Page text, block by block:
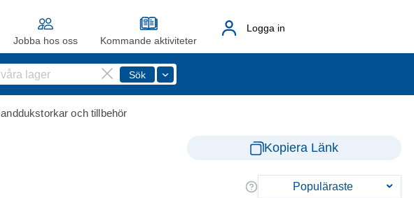
Jobba hos oss Kommande aktiviteter
Logga in
och tillbehör
Kopiera Länk
Populäraste